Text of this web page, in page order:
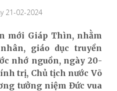
21-02-2024
mới Giáp Thìn, nhằm
giáo dục truyền
nhớ nguồn, ngày 20-
trị, Chủ tịch nước Võ
tưởng niệm Đức vua